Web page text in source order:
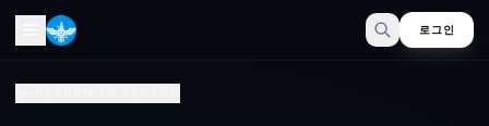
로그인